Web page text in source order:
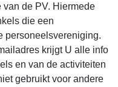
de PV. Hiermede
die een
personeelsvereniging.
krijgt U alle info
en van de activiteiten
gebruikt voor andere